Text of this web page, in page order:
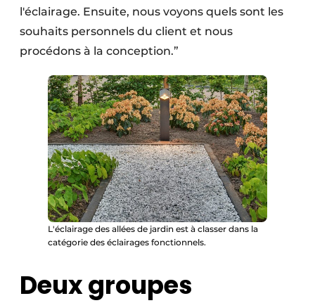
l'éclairage. Ensuite, nous voyons quels sont les
souhaits personnels du client et nous
procédons à la conception.”
L'éclairage des allées de jardin est à classer dans la
catégorie des éclairages fonctionnels.
Deux groupes